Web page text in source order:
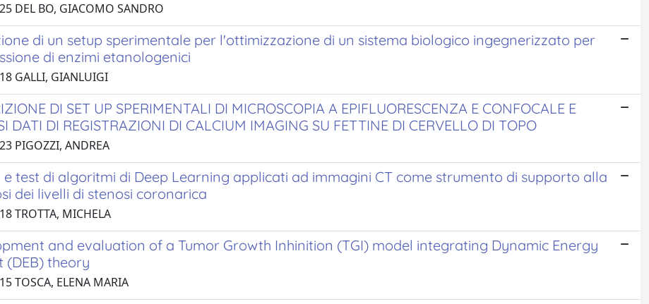
DEL BO, GIACOMO SANDRO
di un setup sperimentale per l'ottimizzazione di un sistema biologico ingegnerizzato per
di enzimi etanologenici
GALLI, GIANLUIGI
DI SET UP SPERIMENTALI DI MICROSCOPIA A EPIFLUORESCENZA E CONFOCALE E
DATI DI REGISTRAZIONI DI CALCIUM IMAGING SU FETTINE DI CERVELLO DI TOPO
PIGOZZI, ANDREA
e test di algoritmi di Deep Learning applicati ad immagini CT come strumento di supporto alla
dei livelli di stenosi coronarica
TROTTA, MICHELA
and evaluation of a Tumor Growth Inhinition (TGI) model integrating Dynamic Energy
(DEB) theory
TOSCA, ELENA MARIA